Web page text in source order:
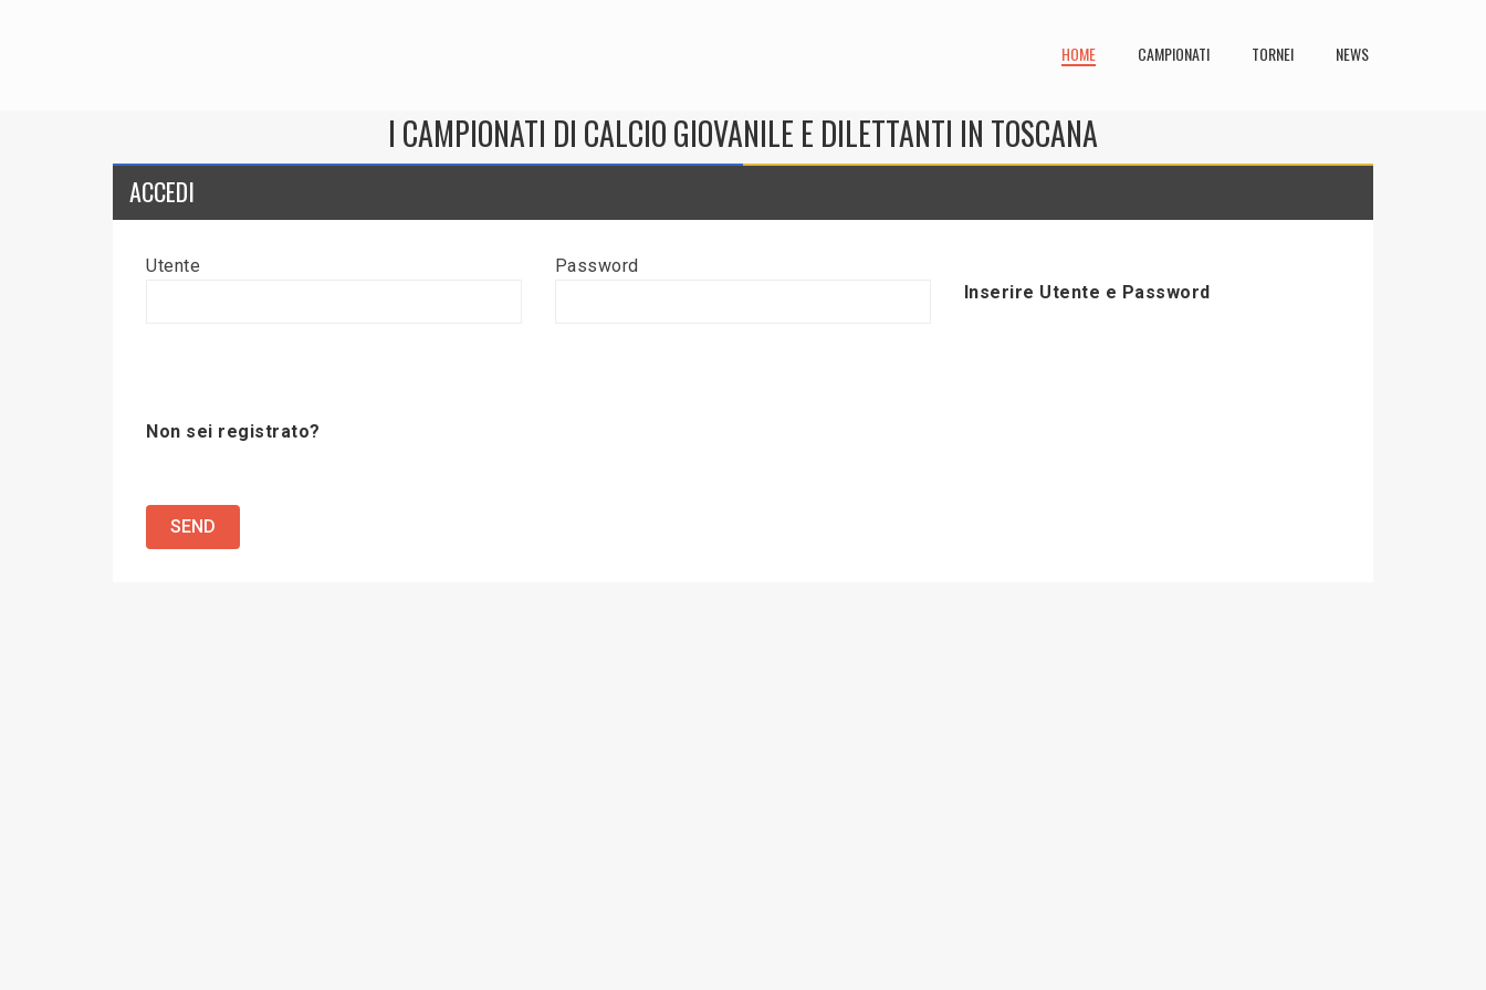
HOME CAMPIONATI TORNEI NEWS
I CAMPIONATI DI CALCIO GIOVANILE E DILETTANTI IN TOSCANA
ACCEDI
Utente
Password
Inserire Utente e Password
Non sei registrato?